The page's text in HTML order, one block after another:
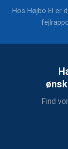
Hos Højbo El er
Find